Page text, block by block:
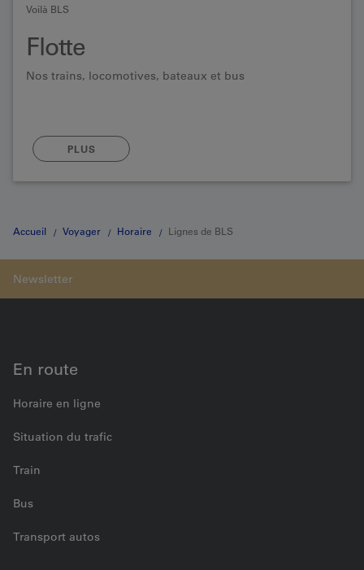
Voilà BLS
Flotte
Nos trains, locomotives, bateaux et bus
PLUS
Accueil Voyager Horaire Lignes de BLS
En route
Horaire en ligne
Situation du trafic
Train
Bus
Transport autos